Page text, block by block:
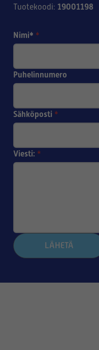
Tuotekoodi: 19001198
Nimi* *
Puhelinnumero
Sähköposti *
Viesti: *
LÄHETÄ